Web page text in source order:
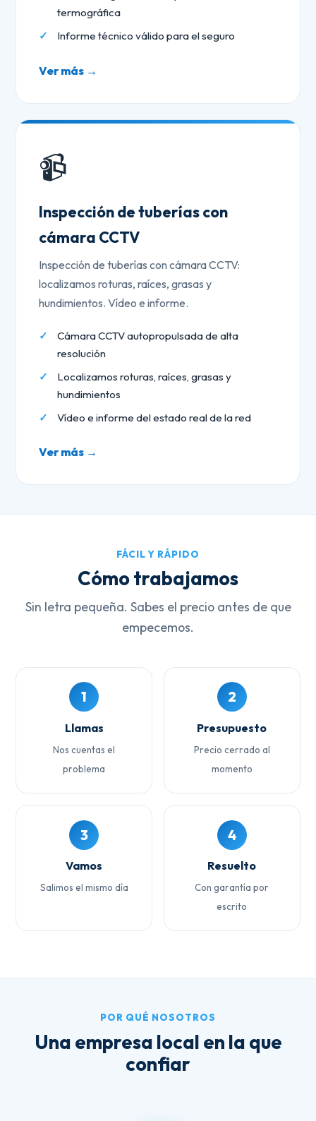
termográfica
Informe técnico válido para el seguro
Ver más →
📹
Inspección de tuberías con
cámara CCTV
Inspección de tuberías con cámara CCTV:
localizamos roturas, raíces, grasas y
hundimientos. Vídeo e informe.
Cámara CCTV autopropulsada de alta
resolución
Localizamos roturas, raíces, grasas y
hundimientos
Vídeo e informe del estado real de la red
Ver más →
FÁCIL Y RÁPIDO
Cómo trabajamos
Sin letra pequeña. Sabes el precio antes de que
empecemos.
1
Llamas
Nos cuentas el
problema
2
Presupuesto
Precio cerrado al
momento
3
Vamos
Salimos el mismo día
4
Resuelto
Con garantía por
escrito
POR QUÉ NOSOTROS
Una empresa local en la que
confiar